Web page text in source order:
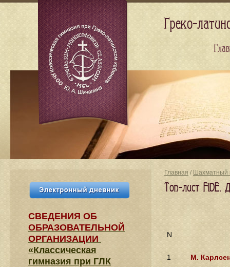
Главная / Шахматный
Топ-лист FIDE.
N
1 М.
СВЕДЕНИЯ​ ОБ
ОБРАЗОВАТЕЛЬНОЙ
ОРГАНИЗАЦИИ
«Классическая
гимназия при ГЛК
Греко-